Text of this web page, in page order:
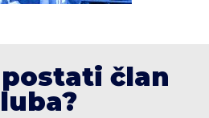
član